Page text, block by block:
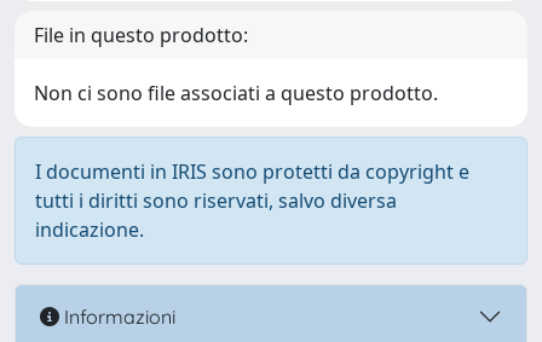
File in questo prodotto:
Non ci sono file associati a questo prodotto.
I documenti in IRIS sono protetti da copyright e
tutti i diritti sono riservati, salvo diversa
indicazione.
Informazioni